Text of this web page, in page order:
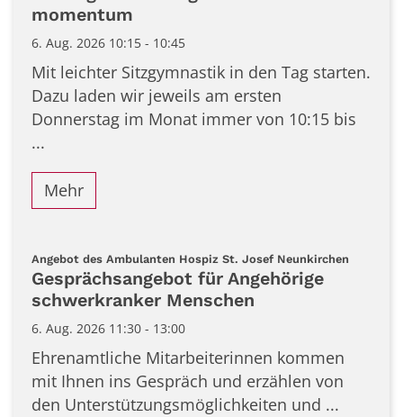
momentum
6. Aug. 2026 10:15 - 10:45
Mit leichter Sitzgymnastik in den Tag starten.
Dazu laden wir jeweils am ersten
Donnerstag im Monat immer von 10:15 bis
...
Mehr
Angebot des Ambulanten Hospiz St. Josef Neunkirchen
Gesprächsangebot für Angehörige
schwerkranker Menschen
6. Aug. 2026 11:30 - 13:00
Ehrenamtliche Mitarbeiterinnen kommen
mit Ihnen ins Gespräch und erzählen von
den Unterstützungsmöglichkeiten und ...